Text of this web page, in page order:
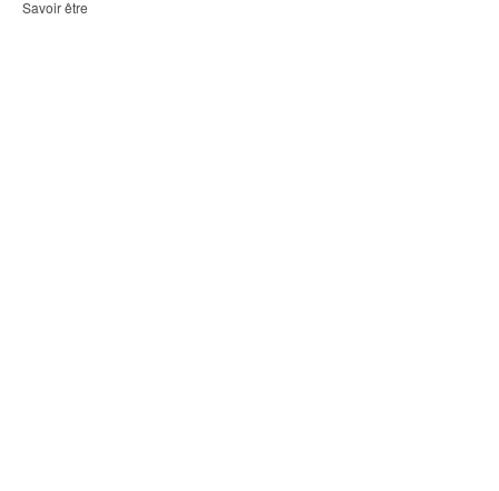
Savoir être